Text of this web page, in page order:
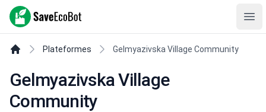
SaveEcoBot
Plateformes Gelmyazivska Village Community
Gelmyazivska Village
Community